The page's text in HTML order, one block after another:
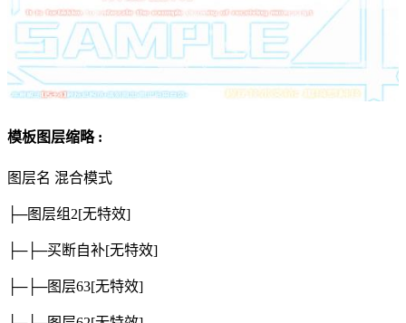
模板图层缩略 :
图层名 混合模式
├─图层组2[无特效]
├─├─买断自补[无特效]
├─├─图层63[无特效]